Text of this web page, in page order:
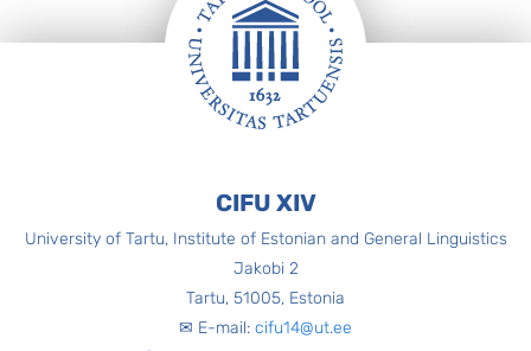
CIFU XIV
University of Tartu, Institute of Estonian and General Linguistics
Jakobi 2
Tartu, 51005, Estonia
✉ E-mail: cifu14@ut.ee